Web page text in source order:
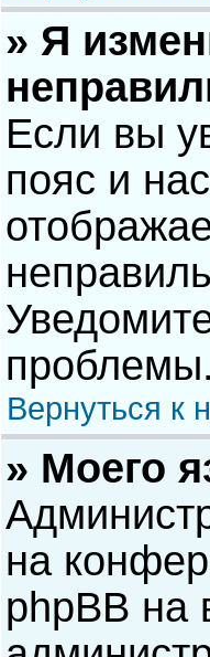
» Я
Если вы
пояс и
проблемы.
Вернуться к
» Моего
на
phpBB на